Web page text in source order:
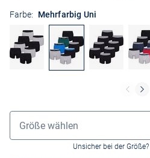
Farbe: Mehrfarbig Uni
Grössenauswahl
Größe wählen
Unsicher bei der Größe?